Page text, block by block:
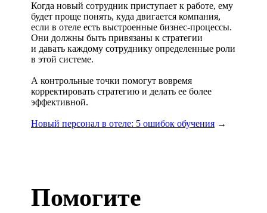
Когда новый сотрудник приступает к работе, ему
будет проще понять, куда двигается компания,
если в отеле есть выстроенные бизнес-процессы.
Они должны быть привязаны к стратегии
и давать каждому сотруднику определенные роли
в этой системе.
А контрольные точки помогут вовремя
корректировать стратегию и делать ее более
эффективной.
Новый персонал в отеле: 5 ошибок обучения →
Помогите